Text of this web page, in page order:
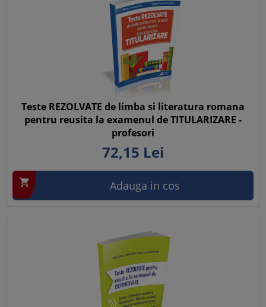
Teste REZOLVATE de limba si literatura romana
pentru reusita la examenul de TITULARIZARE -
profesori
72,15 Lei
 Adauga in cos